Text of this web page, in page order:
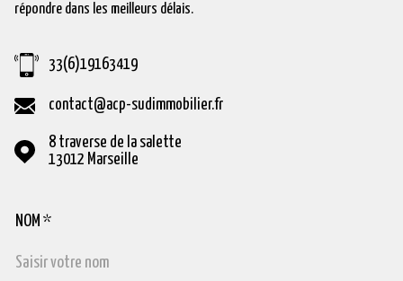
répondre dans les meilleurs délais.
33(6)19163419
contact@acp-sudimmobilier.fr
8 traverse de la salette
13012
Marseille
TRAD_MELTEM_VOSCOORDONNEES
NOM *